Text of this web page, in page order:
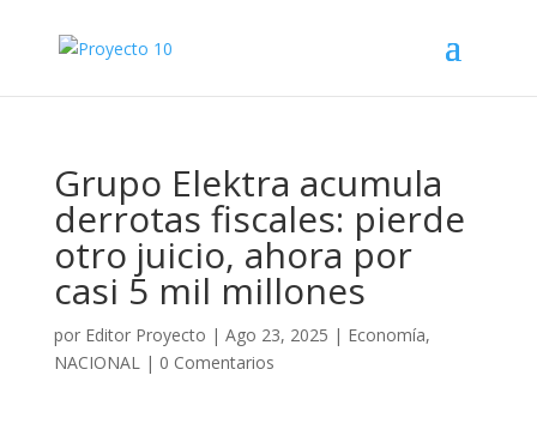
Grupo Elektra acumula
derrotas fiscales: pierde
otro juicio, ahora por
casi 5 mil millones
por Editor Proyecto | Ago 23, 2025 | Economía,
NACIONAL| 0 Comentarios